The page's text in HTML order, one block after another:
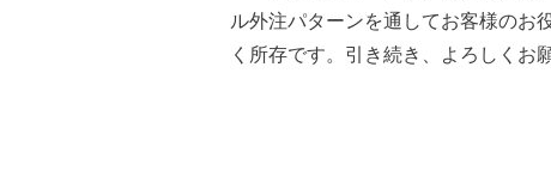
ル外注パターンを通してお客様のお
く所存です。引き続き、よろしくお